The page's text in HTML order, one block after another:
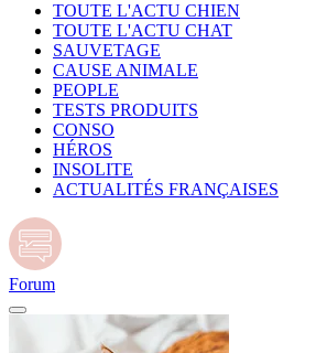
TOUTE L'ACTU CHIEN
TOUTE L'ACTU CHAT
SAUVETAGE
CAUSE ANIMALE
PEOPLE
TESTS PRODUITS
CONSO
HÉROS
INSOLITE
ACTUALITÉS FRANÇAISES
Forum